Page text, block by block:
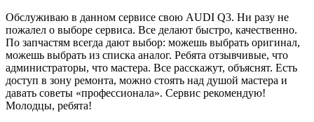
Обслуживаю в данном сервисе свою AUDI Q3. Ни разу не
пожалел о выборе сервиса. Все делают быстро, качественно.
По запчастям всегда дают выбор: можешь выбрать оригинал,
можешь выбрать из списка аналог. Ребята отзывчивые, что
администраторы, что мастера. Все расскажут, объяснят. Есть
доступ в зону ремонта, можно стоять над душой мастера и
давать советы «профессионала». Сервис рекомендую!
Молодцы, ребята!